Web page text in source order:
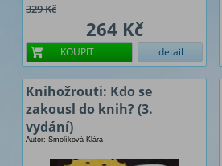
329 Kč
264 Kč
KOUPIT detail
Knihožrouti: Kdo se
zakousl do knih? (3.
vydání)
Autor: Smolíková Klára